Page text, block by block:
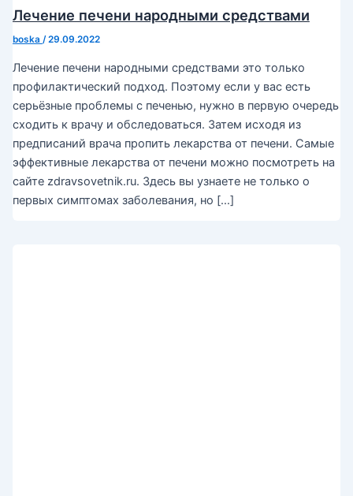
Лечение печени народными средствами
boska /29.09.2022
Лечение печени народными средствами это только
профилактический подход. Поэтому если у вас есть
серьёзные проблемы с печенью, нужно в первую очередь
сходить к врачу и обследоваться. Затем исходя из
предписаний врача пропить лекарства от печени. Самые
эффективные лекарства от печени можно посмотреть на
сайте zdravsovetnik.ru. Здесь вы узнаете не только о
первых симптомах заболевания, но […]